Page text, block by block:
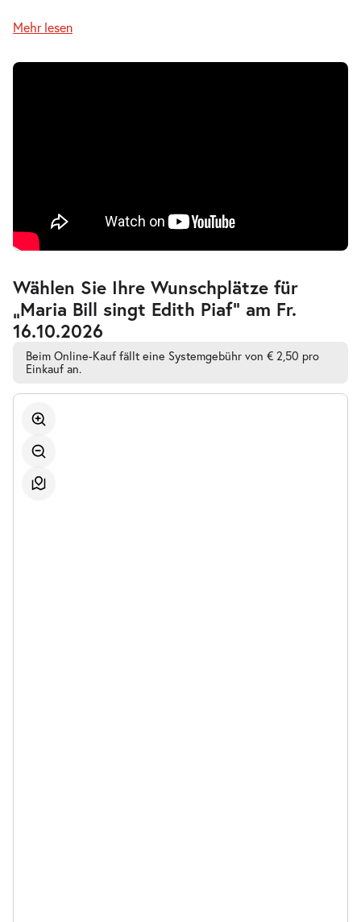
Mehr lesen
Wählen Sie Ihre Wunschplätze für
„Maria Bill singt Edith Piaf” am Fr.
16.10.2026
Beim Online-Kauf fällt eine Systemgebühr von € 2,50 pro
Einkauf an.
Zur
barrierefreien
automatischen
Bestplatzwahl